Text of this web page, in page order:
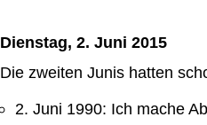
Dienstag, 2. Juni 2015
Die zweiten Junis hatten
2. Juni 1990: Ich mache